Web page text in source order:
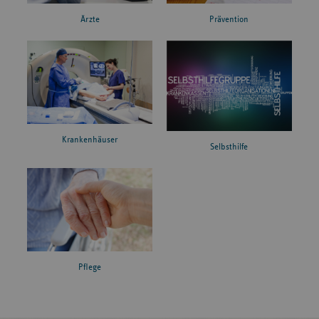
Ärzte Prävention
Krankenhäuser
Selbsthilfe
Pflege